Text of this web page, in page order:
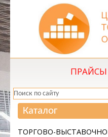
ПРАЙСЫ
Каталог
ТОРГОВО-